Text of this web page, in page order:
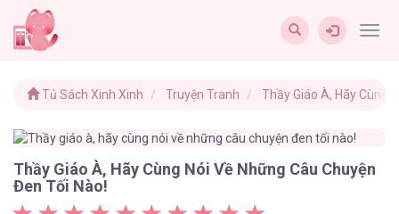
Tủ Sách Xinh Xinh Truyện Tranh Thầy Giáo À, Hãy Cùng
Thầy Giáo À, Hãy Cùng Nói Về Những Câu Chuyện
Đen Tối Nào!